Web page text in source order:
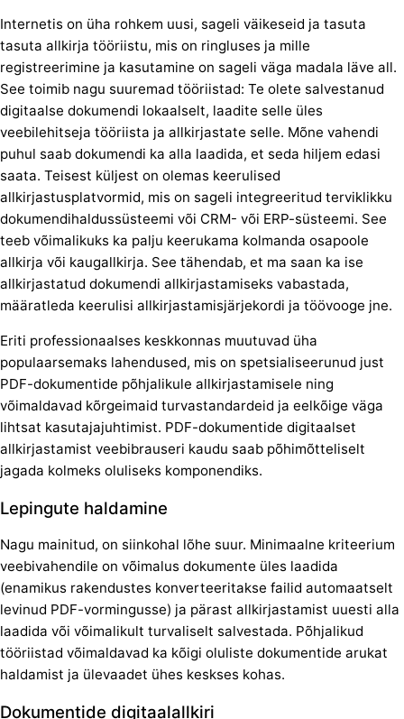
Internetis on üha rohkem uusi, sageli väikeseid ja tasuta
tasuta allkirja tööriistu, mis on ringluses ja mille
registreerimine ja kasutamine on sageli väga madala läve all.
See toimib nagu suuremad tööriistad: Te olete salvestanud
digitaalse dokumendi lokaalselt, laadite selle üles
veebilehitseja tööriista ja allkirjastate selle. Mõne vahendi
puhul saab dokumendi ka alla laadida, et seda hiljem edasi
saata. Teisest küljest on olemas keerulised
allkirjastusplatvormid, mis on sageli integreeritud terviklikku
dokumendihaldussüsteemi või CRM- või ERP-süsteemi. See
teeb võimalikuks ka palju keerukama kolmanda osapoole
allkirja või kaugallkirja. See tähendab, et ma saan ka ise
allkirjastatud dokumendi allkirjastamiseks vabastada,
määratleda keerulisi allkirjastamisjärjekordi ja töövooge jne.
Eriti professionaalses keskkonnas muutuvad üha
populaarsemaks lahendused, mis on spetsialiseerunud just
PDF-dokumentide põhjalikule allkirjastamisele ning
võimaldavad kõrgeimaid turvastandardeid ja eelkõige väga
lihtsat kasutajajuhtimist. PDF-dokumentide digitaalset
allkirjastamist veebibrauseri kaudu saab põhimõtteliselt
jagada kolmeks oluliseks komponendiks.
Lepingute haldamine
Nagu mainitud, on siinkohal lõhe suur. Minimaalne kriteerium
veebivahendile on võimalus dokumente üles laadida
(enamikus rakendustes konverteeritakse failid automaatselt
levinud PDF-vormingusse) ja pärast allkirjastamist uuesti alla
laadida või võimalikult turvaliselt salvestada. Põhjalikud
tööriistad võimaldavad ka kõigi oluliste dokumentide arukat
haldamist ja ülevaadet ühes keskses kohas.
Dokumentide digitaalallkiri